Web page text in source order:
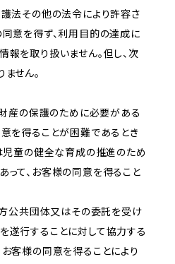
法その他の法令により許容さ
意を得ず、利用目的の達成に
を取り扱いません。但し、次
せん。
財産の保護のために必要がある
を得ることが困難であるとき
児童の健全な育成の推進のため
って、お客様の同意を得ること
方公共団体又はその委託を受け
遂行することに対して協力する
客様の同意を得ることにより